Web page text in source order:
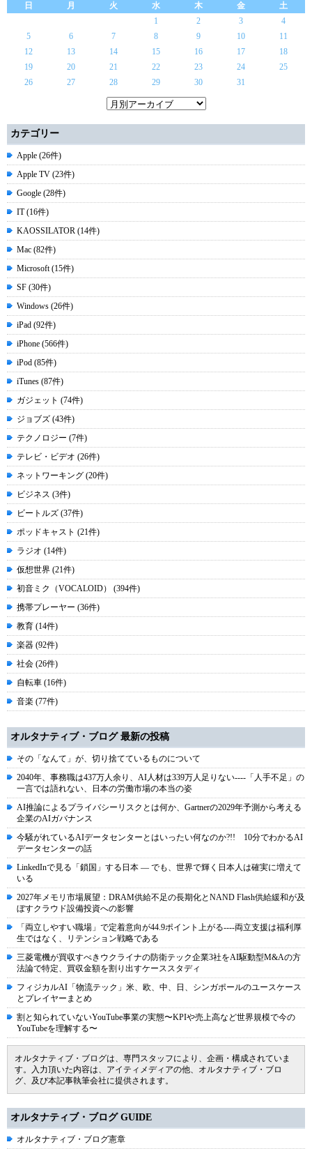
日
月 火 水 木 金
土
1
2 3
4
5
6 7 8 9 10
11
12
13 14 15 16 17
18
19
20 21 22 23 24
25
26
27 28 29 30 31
カテゴリー
Apple (26件)
Apple TV (23件)
Google (28件)
IT (16件)
KAOSSILATOR (14件)
Mac (82件)
Microsoft (15件)
SF (30件)
Windows (26件)
iPad (92件)
iPhone (566件)
iPod (85件)
iTunes (87件)
ガジェット (74件)
ジョブズ (43件)
テクノロジー (7件)
テレビ・ビデオ (26件)
ネットワーキング (20件)
ビジネス (3件)
ビートルズ (37件)
ポッドキャスト (21件)
ラジオ (14件)
仮想世界 (21件)
初音ミク（VOCALOID） (394件)
携帯プレーヤー (36件)
教育 (14件)
楽器 (92件)
社会 (26件)
自転車 (16件)
音楽 (77件)
オルタナティブ・ブログ 最新の投稿
その「なんて」が、切り捨てているものについて
2040年、事務職は437万人余り、AI人材は339万人足りない----「人手不足」の
一言では語れない、日本の労働市場の本当の姿
AI推論によるプライバシーリスクとは何か、Gartnerの2029年予測から考える
企業のAIガバナンス
今騒がれているAIデータセンターとはいったい何なのか?!! 10分でわかるAI
データセンターの話
LinkedInで見る「鎖国」する日本 ― でも、世界で輝く日本人は確実に増えて
いる
2027年メモリ市場展望：DRAM供給不足の長期化とNAND Flash供給緩和が及
ぼすクラウド設備投資への影響
「両立しやすい職場」で定着意向が44.9ポイント上がる----両立支援は福利厚
生ではなく、リテンション戦略である
三菱電機が買収すべきウクライナの防衛テック企業3社をAI駆動型M&Aの方
法論で特定、買収金額を割り出すケーススタディ
フィジカルAI「物流テック」米、欧、中、日、シンガポールのユースケース
とプレイヤーまとめ
割と知られていないYouTube事業の実態〜KPIや売上高など世界規模で今の
YouTubeを理解する〜
オルタナティブ・ブログは、専門スタッフにより、企画・構成されていま
す。入力頂いた内容は、アイティメディアの他、オルタナティブ・ブロ
グ、及び本記事執筆会社に提供されます。
オルタナティブ・ブログ GUIDE
オルタナティブ・ブログ憲章